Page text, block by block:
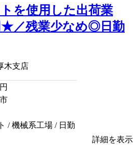
を使用した出荷業
★／残業少なめ◎日勤
木支店
円
/ 機械系工場 / 日勤
詳細を表示